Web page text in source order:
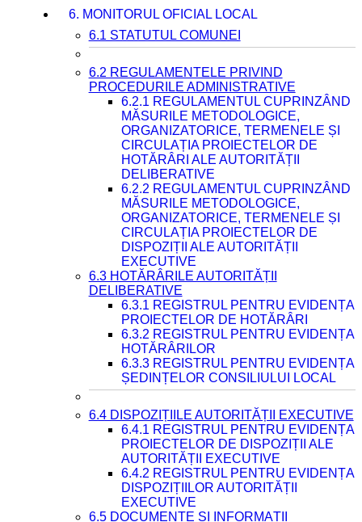
6. MONITORUL OFICIAL LOCAL
6.1 STATUTUL COMUNEI
6.2 REGULAMENTELE PRIVIND
PROCEDURILE ADMINISTRATIVE
6.2.1 REGULAMENTUL CUPRINZÂND
MĂSURILE METODOLOGICE,
ORGANIZATORICE, TERMENELE ȘI
CIRCULAȚIA PROIECTELOR DE
HOTĂRÂRI ALE AUTORITĂȚII
DELIBERATIVE
6.2.2 REGULAMENTUL CUPRINZÂND
MĂSURILE METODOLOGICE,
ORGANIZATORICE, TERMENELE ȘI
CIRCULAȚIA PROIECTELOR DE
DISPOZIȚII ALE AUTORITĂȚII
EXECUTIVE
6.3 HOTĂRÂRILE AUTORITĂȚII
DELIBERATIVE
6.3.1 REGISTRUL PENTRU EVIDENȚA
PROIECTELOR DE HOTĂRÂRI
6.3.2 REGISTRUL PENTRU EVIDENȚA
HOTĂRÂRILOR
6.3.3 REGISTRUL PENTRU EVIDENȚA
ȘEDINȚELOR CONSILIULUI LOCAL
6.4 DISPOZIȚIILE AUTORITĂȚII EXECUTIVE
6.4.1 REGISTRUL PENTRU EVIDENȚA
PROIECTELOR DE DISPOZIȚII ALE
AUTORITĂȚII EXECUTIVE
6.4.2 REGISTRUL PENTRU EVIDENȚA
DISPOZIȚIILOR AUTORITĂȚII
EXECUTIVE
6.5 DOCUMENTE ȘI INFORMAȚII